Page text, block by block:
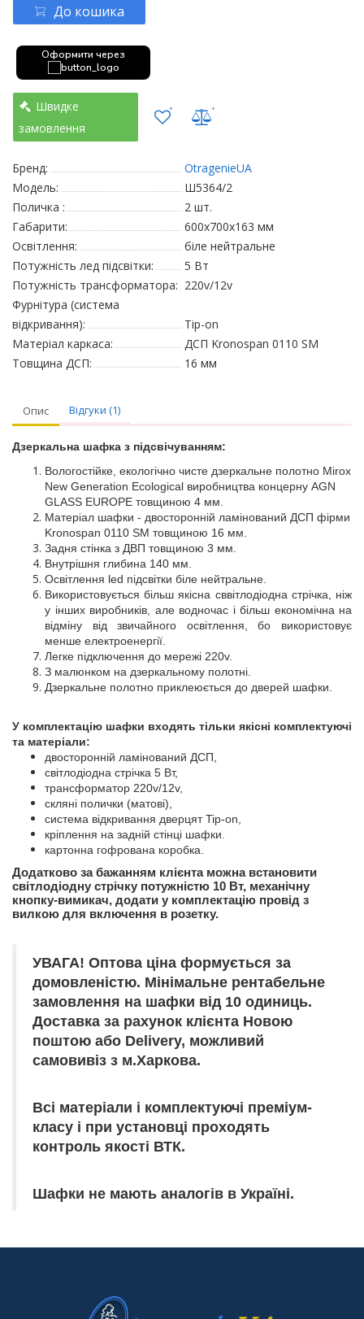
До кошика
Оформити через
Швидке
замовлення
Бренд:
OtragenieUA
Модель:
Ш5364/2
Поличка :
2 шт.
Габарити:
600х700х163 мм
Освітлення:
біле нейтральне
Потужність лед підсвітки:
5 Вт
Потужність трансформатора: 220v/12v
Фурнітура (система
відкривання):
Tip-on
Матеріал каркаса:
ДСП Kronospan 0110 SM
Товщина ДСП:
16 мм
Опис Відгуки (1)
Дзеркальна шафка з підсвічуванням:
Вологостійке, екологічно чисте дзеркальне полотно Mirox
New Generation Ecological виробництва концерну AGN
GLASS EUROPE товщиною 4 мм.
Матеріал шафки - двосторонній ламінований ДСП фірми
Kronospan 0110 SM товщиною 16 мм.
Задня стінка з ДВП товщиною 3 мм.
Внутрішня глибина 140 мм.
Освітлення led підсвітки біле нейтральне.
Використовується більш якісна сввітлодіодна стрічка, ніж
у інших виробників, але водночас і більш економічна на
відміну від звичайного освітлення, бо використовує
менше електроенергії.
Легке підключення до мережі 220v.
З малюнком на дзеркальному полотні.
Дзеркальне полотно приклеюється до дверей шафки.
У комплектацію шафки входять тільки якісні комплектуючі
та матеріали:
двосторонній ламінований ДСП,
світлодіодна стрічка 5 Вт,
трансформатор 220v/12v,
скляні полички (матові),
система відкривання дверцят Tip-on,
кріплення на задній стінці шафки.
картонна гофрована коробка.
Додатково за бажанням клієнта можна встановити
світлодіодну стрічку потужністю 10 Вт, механічну
кнопку-вимикач, додати у комплектацію провід з
вилкою для включення в розетку.
УВАГА! Оптова ціна формується за
домовленістю. Мінімальне рентабельне
замовлення на шафки від 10 одиниць.
Доставка за рахунок клієнта Новою
поштою або Delivery, можливий
самовивіз з м.Харкова.
Всі матеріали і комплектуючі преміум-
класу і при установці проходять
контроль якості ВТК.
Шафки не мають аналогів в Україні.